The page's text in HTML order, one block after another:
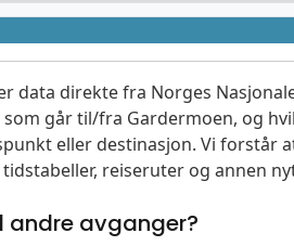
data direkte fra Norges
går til/fra Gardermoen, og
eller destinasjon. Vi forstår
reiseruter og annen
andre avganger?